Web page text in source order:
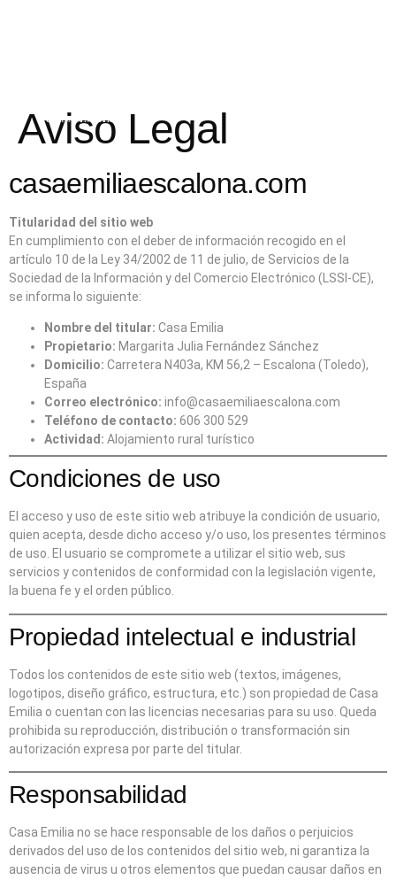
Aviso Legal
casaemiliaescalona.com
Titularidad del sitio web
En cumplimiento con el deber de información recogido en el
artículo 10 de la Ley 34/2002 de 11 de julio, de Servicios de la
Sociedad de la Información y del Comercio Electrónico (LSSI-CE),
se informa lo siguiente:
Nombre del titular: Casa Emilia
Propietario: Margarita Julia Fernández Sánchez
Domicilio: Carretera N403a, KM 56,2 – Escalona (Toledo),
España
Correo electrónico: info@casaemiliaescalona.com
Teléfono de contacto: 606 300 529
Actividad: Alojamiento rural turístico
Condiciones de uso
El acceso y uso de este sitio web atribuye la condición de usuario,
quien acepta, desde dicho acceso y/o uso, los presentes términos
de uso. El usuario se compromete a utilizar el sitio web, sus
servicios y contenidos de conformidad con la legislación vigente,
la buena fe y el orden público.
Propiedad intelectual e industrial
Todos los contenidos de este sitio web (textos, imágenes,
logotipos, diseño gráfico, estructura, etc.) son propiedad de Casa
Emilia o cuentan con las licencias necesarias para su uso. Queda
prohibida su reproducción, distribución o transformación sin
autorización expresa por parte del titular.
Responsabilidad
Casa Emilia no se hace responsable de los daños o perjuicios
derivados del uso de los contenidos del sitio web, ni garantiza la
ausencia de virus u otros elementos que puedan causar daños en